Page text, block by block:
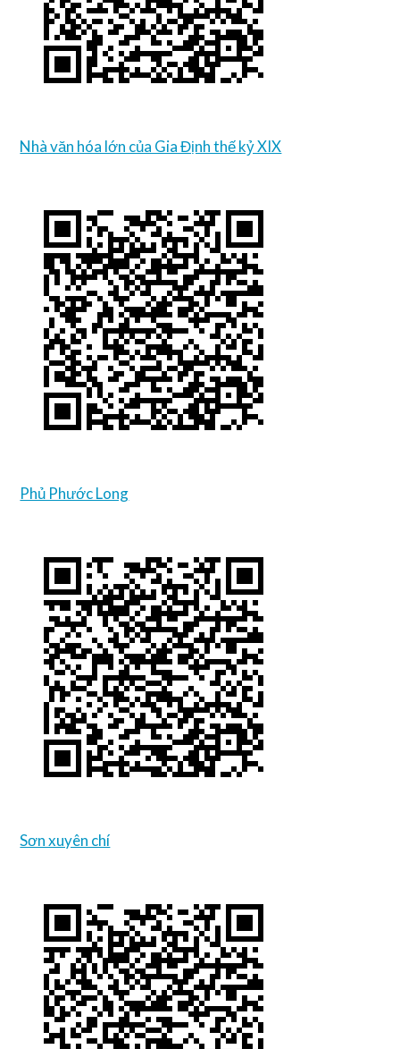
Nhà văn hóa lớn của Gia Định thế kỷ XIX
Phủ Phước Long
Sơn xuyên chí